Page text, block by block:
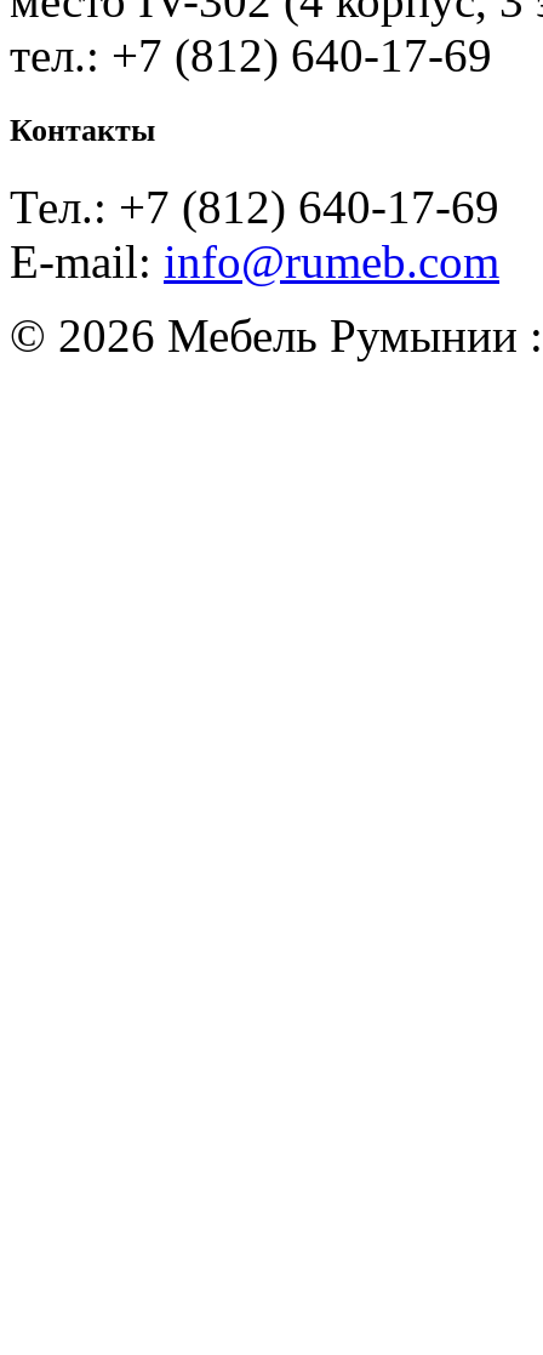
тел.: +7 (812) 640-17-69
Контакты
Тел.: +7 (812) 640-17-69
E-mail: info@rumeb.com
© 2026 Мебель Румынии